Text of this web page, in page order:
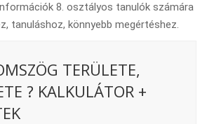
8. osztályos tanulók számára
tanuláshoz, könnyebb megértéshez.
TERÜLETE,
? KALKULÁTOR +